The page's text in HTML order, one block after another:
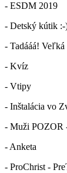
- ESDM 2019
- Detský kútik :-
- Tadááá! Veľká
- Kvíz
- Vtipy
- Inštalácia vo
- Muži POZOR
- Anketa
- ProChrist -